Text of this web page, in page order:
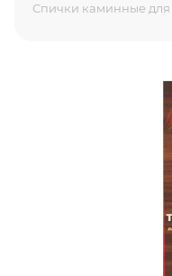
Спички каминные для